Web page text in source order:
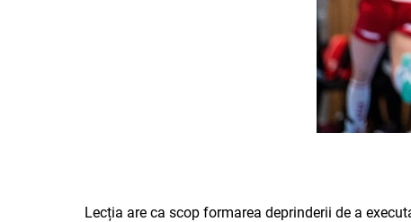
Lecția are ca scop formarea deprinderii de a